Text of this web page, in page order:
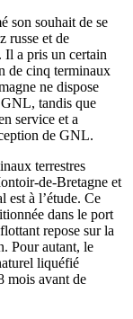
son souhait de se
russe et de
Il a pris un certain
de cinq terminaux
ne dispose
GNL, tandis que
service et a
de GNL.
terrestres
de-Bretagne et
est à l’étude. Ce
dans le port
repose sur la
Pour autant, le
liquéfié
mois avant de